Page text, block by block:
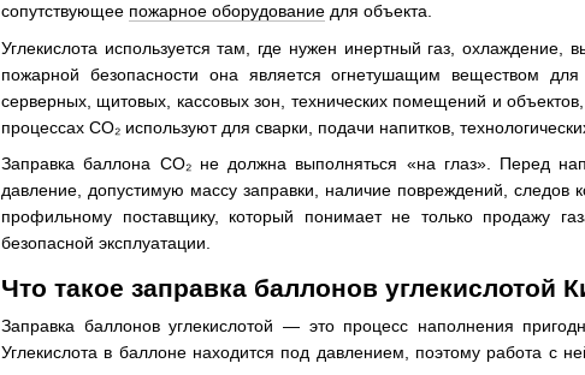
сопутствующее пожарное оборудование для объекта.
Углекислота используется там, где нужен инертный газ,
пожарной безопасности она является огнетушащим веществом для
серверных, щитовых, кассовых зон, технических помещений и
процессах CO₂ используют для сварки, подачи напитков,
Заправка баллона CO₂ не должна выполняться «на глаз». Перед
давление, допустимую массу заправки, наличие повреждений, следов
профильному поставщику, который понимает не только продажу
безопасной эксплуатации.
Что такое заправка баллонов углекислотой
Заправка баллонов углекислотой — это процесс наполнения
Углекислота в баллоне находится под давлением, поэтому работа с